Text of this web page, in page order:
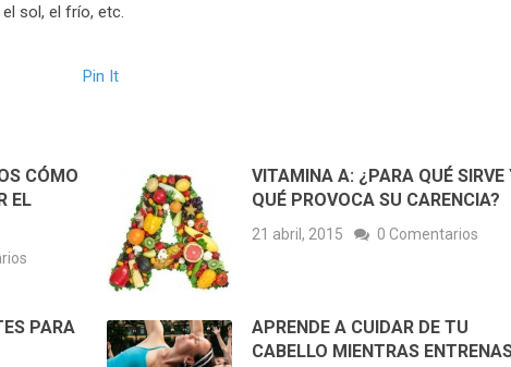
sol, el frío, etc.
Pin It
CÓMO
EL
VITAMINA A: ¿PARA QUÉ SIRVE
QUÉ PROVOCA SU CARENCIA?
21 abril, 2015 0 Comentarios
PARA
APRENDE A CUIDAR DE TU
CABELLO MIENTRAS